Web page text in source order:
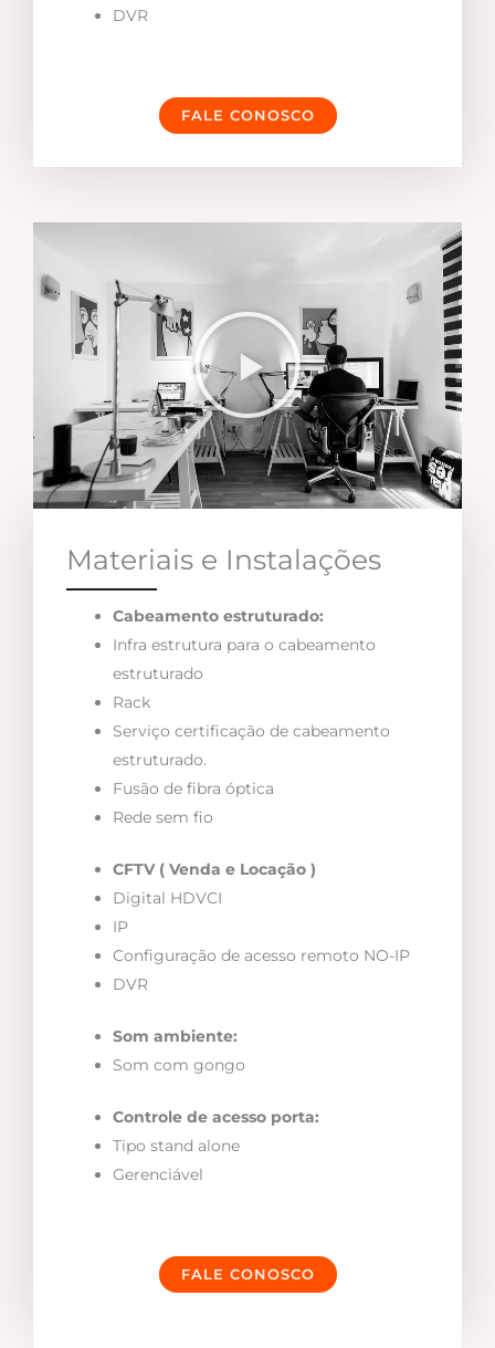
DVR
FALE CONOSCO
Materiais e Instalações
Cabeamento estruturado:
Infra estrutura para o cabeamento
estruturado
Rack
Serviço certificação de cabeamento
estruturado.
Fusão de fibra óptica
Rede sem fio
CFTV ( Venda e Locação )
Digital HDVCI
IP
Configuração de acesso remoto NO-IP
DVR
Som ambiente:
Som com gongo
Controle de acesso porta:
Tipo stand alone
Gerenciável
FALE CONOSCO